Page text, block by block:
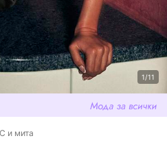
1/11
и мита